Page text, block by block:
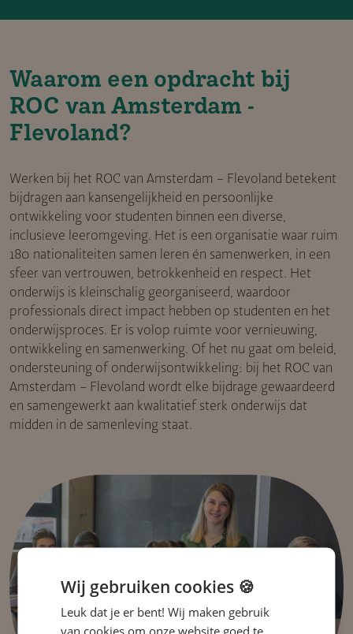
Waarom een opdracht bij
ROC van Amsterdam -
Flevoland?
Werken bij het ROC van Amsterdam – Flevoland betekent
bijdragen aan kansengelijkheid en persoonlijke
ontwikkeling voor studenten binnen een diverse,
inclusieve leeromgeving. Het is een organisatie waar ruim
180 nationaliteiten samen leren én samenwerken, in een
sfeer van vertrouwen, betrokkenheid en respect. Het
onderwijs is kleinschalig georganiseerd, waardoor
professionals direct impact hebben op studenten en het
onderwijsproces. Er is volop ruimte voor vernieuwing,
ontwikkeling en samenwerking. Of het nu gaat om beleid,
ondersteuning of onderwijsontwikkeling: bij het ROC van
Amsterdam – Flevoland wordt elke bijdrage gewaardeerd
en samengewerkt aan kwalitatief sterk onderwijs dat
midden in de samenleving staat.
Wij gebruiken cookies 🍪
Leuk dat je er bent! Wij maken gebruik
van cookies om onze website goed te